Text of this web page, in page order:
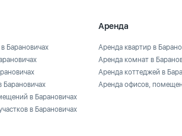
Барановичах
Барановичах
в Барановичах
в Барановичах
Аренда
Аренда квартир в
Аренда комнат в
Аренда коттеджей в
Аренда офисов,